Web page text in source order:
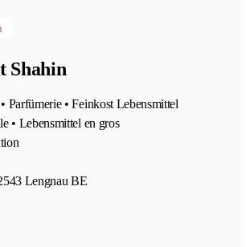
Shahin
Parfümerie • Feinkost Lebensmittel
• Lebensmittel en gros
Lengnau BE